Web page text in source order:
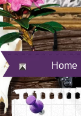
Home
Twitter